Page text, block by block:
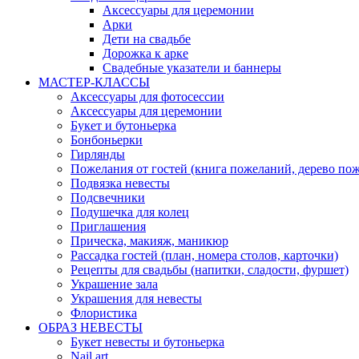
Аксессуары для церемонии
Арки
Дети на свадьбе
Дорожка к арке
Свадебные указатели и баннеры
МАСТЕР-КЛАССЫ
Аксессуары для фотосессии
Аксессуары для церемонии
Букет и бутоньерка
Бонбоньерки
Гирлянды
Пожелания от гостей (книга пожеланий, дерево
Подвязка невесты
Подсвечники
Подушечка для колец
Приглашения
Прическа, макияж, маникюр
Рассадка гостей (план, номера столов, карточки)
Рецепты для свадьбы (напитки, сладости, фуршет)
Украшение зала
Украшения для невесты
Флористика
ОБРАЗ НЕВЕСТЫ
Букет невесты и бутоньерка
Nail art